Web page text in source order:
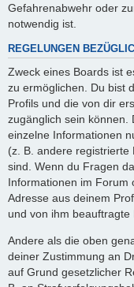
Gefahrenabwehr oder
notwendig ist.
REGELUNGEN
Zweck eines Boards ist
zu ermöglichen. Du bist
Profils und die von dir
zugänglich sein können.
einzelne Informationen
(z. B. andere registrierte
sind. Wenn du Fragen
Informationen im Forum
Adresse aus deinem
und von ihm beauftragte
Andere als die oben
deiner Zustimmung an
auf Grund gesetzlicher